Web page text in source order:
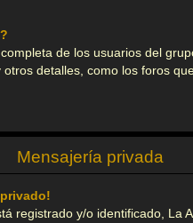
de los usuarios del
detalles, como los foros
Mensajería privada
registrado y/o identificado, La